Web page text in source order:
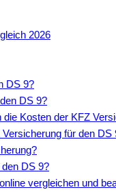
2026
DS 9?
DS 9?
Kosten der KFZ
für den DS
DS 9?
vergleichen und